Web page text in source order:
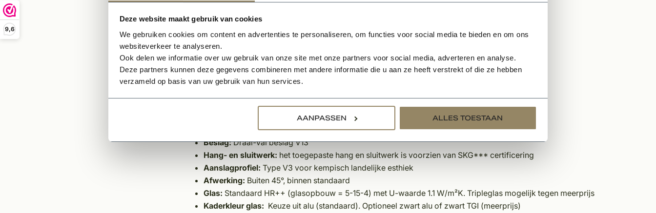
Deze website maakt gebruik van cookies
We gebruiken cookies om content en advertenties te personaliseren, om functies voor social media te bieden en om ons
websiteverkeer te analyseren.
Ook delen we informatie over uw gebruik van onze site met onze partners voor social media, adverteren en analyse.
Deze partners kunnen deze gegevens combineren met andere informatie die u aan ze heeft verstrekt of die ze hebben
verzameld op basis van uw gebruik van hun services.
AANPASSEN ALLES TOESTAAN
9,6
Indien gekozen wordt voor roedes, zijn dit standaard opplakroedes
Originele Kempische profilering met veel details
Gecertificeerd overeenkomstig Nederlandse bouweisen
Voorzien van kader + aanslagprofiel
Specificaties:
KempiQ Prestige
Meranti, gespoten in verflaagdikte MU120
Opplakroede 30 mm breed
Beslag:Draai-val beslag V13
Hang- en sluitwerk: het toegepaste hang en sluitwerk is voorzien van SKG*** certificering
Aanslagprofiel: Type V3 voor kempisch landelijke esthiek
Afwerking: Buiten 45°, binnen standaard
Glas: Standaard HR++ (glasopbouw = 5-15-4) met U-waarde 1.1 W/m²K. Tripleglas mogelijk tegen meerprijs
Kaderkleur glas: Keuze uit alu (standaard). Optioneel zwart alu of zwart TGI (meerprijs)